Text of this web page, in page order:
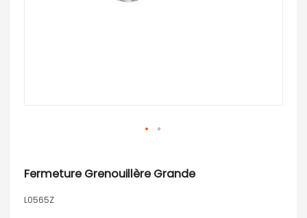
Fermeture Grenouillère Grande
L0565Z